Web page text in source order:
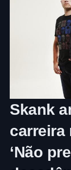
Skank
carreira
‘Não